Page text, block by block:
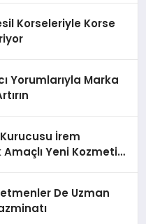
Korseleriyle Korse
Yorumlarıyla Marka
İrem
Amaçlı Yeni Kozmetik
De Uzman